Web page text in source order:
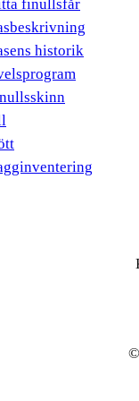
finullsfår
historik